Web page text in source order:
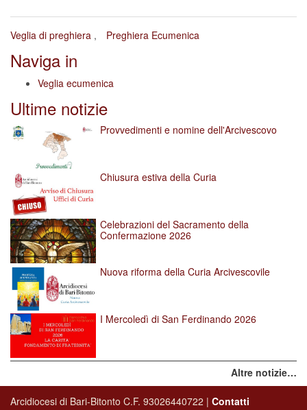
Veglia di preghiera Preghiera Ecumenica
Naviga in
Veglia ecumenica
Ultime notizie
Provvedimenti e nomine dell'Arcivescovo
Chiusura estiva della Curia
Celebrazioni del Sacramento della
Confermazione 2026
Nuova riforma della Curia Arcivescovile
I Mercoledì di San Ferdinando 2026
Altre notizie…
Arcidiocesi di Bari-Bitonto C.F. 93026440722 | Contatti